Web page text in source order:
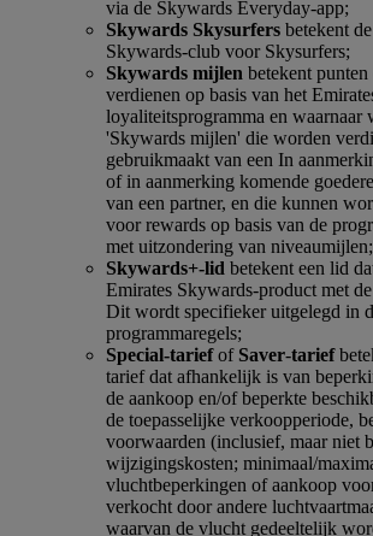
via de Skywards Everyday-app;
Skywards Skysurfers betekent
Skywards-club voor Skysurfers;
Skywards mijlen betekent
verdienen op basis van het
loyaliteitsprogramma en waarnaar
'Skywards mijlen' die worden
gebruikmaakt van een In
of in aanmerking komende
van een partner, en die kunnen
voor rewards op basis van de
met uitzondering van niveaumijlen;
Skywards+-lid betekent een lid
Emirates Skywards-product met
Dit wordt specifieker uitgelegd in
programmaregels;
Special-tariefof Saver-tarief
tarief dat afhankelijk is van
de aankoop en/of beperkte
de toepasselijke verkoopperiode,
voorwaarden (inclusief, maar niet
wijzigingskosten; minimaal/
vluchtbeperkingen of aankoop
verkocht door andere
waarvan de vlucht gedeeltelijk